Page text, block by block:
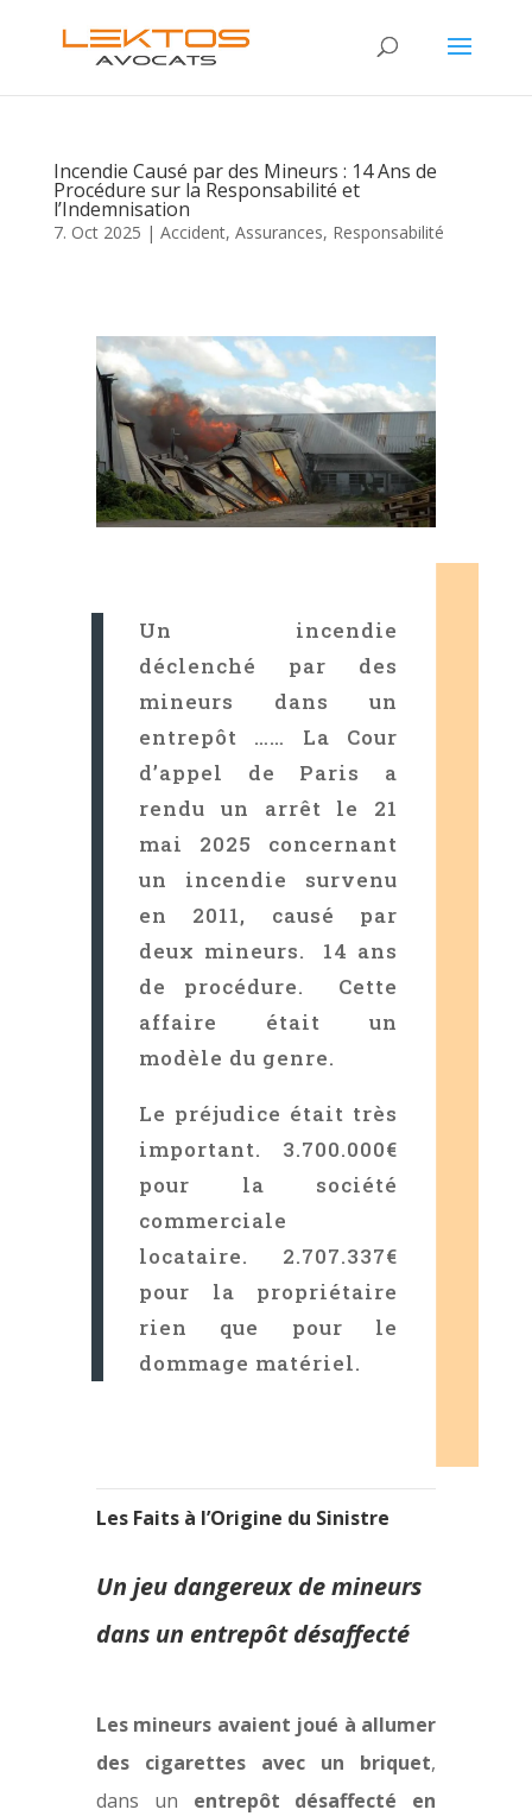
Incendie Causé par des Mineurs : 14 Ans de
Procédure sur la Responsabilité et
l’Indemnisation
7. Oct 2025 | Accident, Assurances, Responsabilité
Un incendie
déclenché par des
mineurs dans un
entrepôt …… La Cour
d’appel de Paris a
rendu un arrêt le 21
mai 2025 concernant
un incendie survenu
en 2011, causé par
deux mineurs. 14 ans
de procédure. Cette
affaire était un
modèle du genre.
Le préjudice était très
important. 3.700.000€
pour la société
commerciale
locataire. 2.707.337€
pour la propriétaire
rien que pour le
dommage matériel.
Les Faits à l’Origine du Sinistre
Un jeu dangereux de mineurs
dans un entrepôt désaffecté
Les mineurs avaient joué à allumer
des cigarettes avec un briquet,
dans un entrepôt désaffecté en